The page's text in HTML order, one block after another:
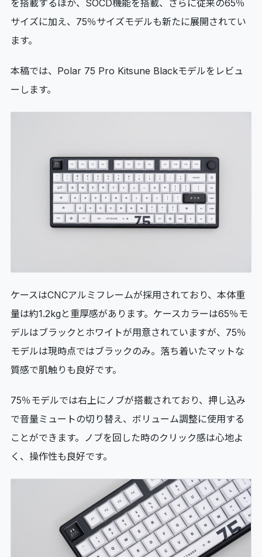
を搭載するほか、SOCD機能を搭載、さらに従来の65％
サイズに加え、75％サイズモデルも新たに展開されてい
ます。
本稿では、Polar 75 Pro Kitsune Blackモデルをレビュ
ーします。
ケースはCNCアルミフレームが採用されており、本体重
量は約1.2kgと重厚感があります。ケースカラーは65％モ
デルはブラックとホワイトが用意されていますが、75％
モデルは現時点ではブラックのみ。落ち着いたマットな
質感で肌触りも良好です。
75％モデルでは右上にノブが搭載されており、押し込み
で音量ミュートの切り替え、ボリューム調整に使用する
ことができます。ノブを回した時のクリック感は心地よ
く、操作性も良好です。